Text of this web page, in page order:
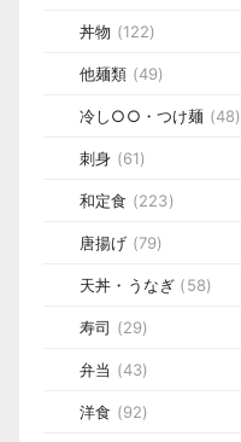
丼物 (122)
他麺類 (49)
冷し○○・つけ麺 (48)
刺身 (61)
和定食 (223)
唐揚げ (79)
天丼・うなぎ (58)
寿司 (29)
弁当 (43)
洋食 (92)